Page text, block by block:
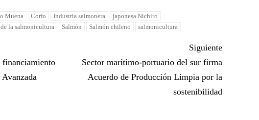
Muena Corfo Industria salmonera
japonesa Nichiro
la salmonicultura Salmón Salmón chileno salmonicultura
financiamiento
Siguiente
Sector marítimo-portuario del sur firma
Acuerdo de Producción Limpia por la
sostenibilidad